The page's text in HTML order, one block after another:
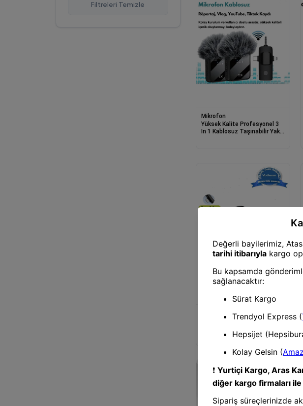
En Çok Favorilenen
Filtreleri Temizle
Mikrofon
Yüksek Kalite Profesyonel 3
In 1 Kablosuz Taşınabilir Yaka
2 Adet Profesyonel Kablosuz
Uyumlu Manyetik Klipsli